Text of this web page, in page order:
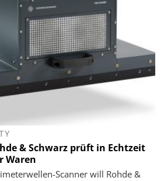
& Schwarz prüft in Echtzeit
Waren
Scanner will Rohde &